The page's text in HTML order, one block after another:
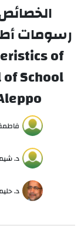
رسومات
of
School
د.
د.